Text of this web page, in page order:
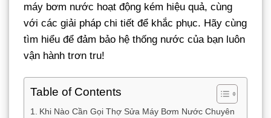
máy bơm nước hoạt động kém hiệu quả, cùng
với các giải pháp chi tiết để khắc phục. Hãy cùng
tìm hiểu để đảm bảo hệ thống nước của bạn luôn
vận hành trơn tru!
Table of Contents
Khi Nào Cần Gọi Thợ Sửa Máy Bơm Nước Chuyên